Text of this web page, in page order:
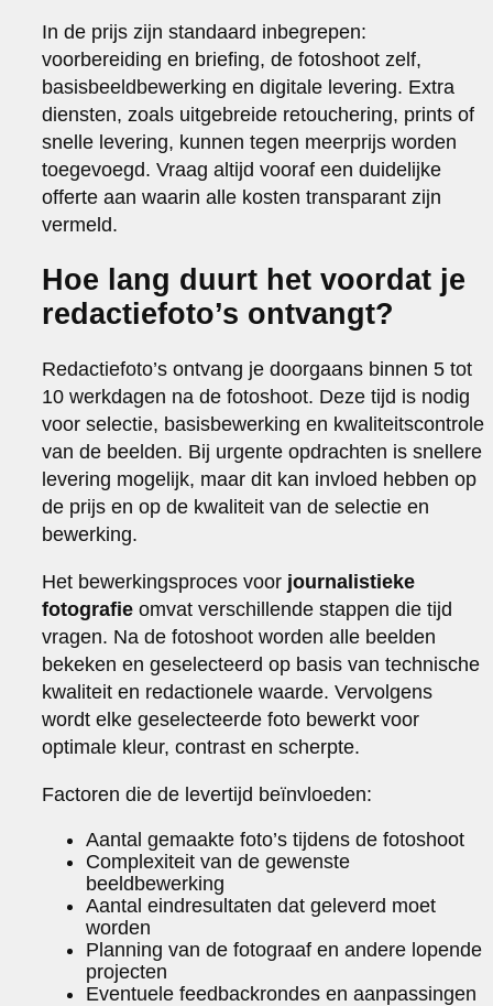
In de prijs zijn standaard inbegrepen:
voorbereiding en briefing, de fotoshoot zelf,
basisbeeldbewerking en digitale levering. Extra
diensten, zoals uitgebreide retouchering, prints of
snelle levering, kunnen tegen meerprijs worden
toegevoegd. Vraag altijd vooraf een duidelijke
offerte aan waarin alle kosten transparant zijn
vermeld.
Hoe lang duurt het voordat je
redactiefoto’s ontvangt?
Redactiefoto’s ontvang je doorgaans binnen 5 tot
10 werkdagen na de fotoshoot. Deze tijd is nodig
voor selectie, basisbewerking en kwaliteitscontrole
van de beelden. Bij urgente opdrachten is snellere
levering mogelijk, maar dit kan invloed hebben op
de prijs en op de kwaliteit van de selectie en
bewerking.
Het bewerkingsproces voor journalistieke
fotografie omvat verschillende stappen die tijd
vragen. Na de fotoshoot worden alle beelden
bekeken en geselecteerd op basis van technische
kwaliteit en redactionele waarde. Vervolgens
wordt elke geselecteerde foto bewerkt voor
optimale kleur, contrast en scherpte.
Factoren die de levertijd beïnvloeden:
Aantal gemaakte foto’s tijdens de fotoshoot
Complexiteit van de gewenste
beeldbewerking
Aantal eindresultaten dat geleverd moet
worden
Planning van de fotograaf en andere lopende
projecten
Eventuele feedbackrondes en aanpassingen